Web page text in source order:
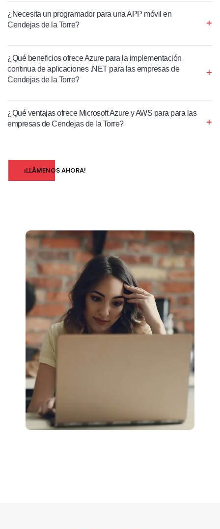
¿Necesita un programador para una APP móvil en
Cendejas de la Torre?
¿Qué beneficios ofrece Azure para la implementación
continua de aplicaciones .NET para las empresas de
Cendejas de la Torre?
¿Qué ventajas ofrece Microsoft Azure y AWS para para las
empresas de Cendejas de la Torre?
¡LLÁMENOS AHORA!